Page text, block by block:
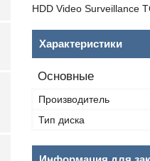
HDD Video Surveillance
Характеристики
Основные
Производитель
Тип диска